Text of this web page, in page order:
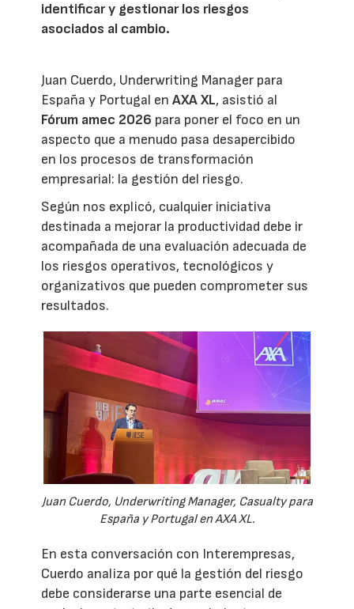
identificar y gestionar los riesgos
asociados al cambio.
Juan Cuerdo, Underwriting Manager para
España y Portugal enAXA XL, asistió al
Fórum amec 2026 para poner el foco en un
aspecto que a menudo pasa desapercibido
en los procesos de transformación
empresarial: la gestión del riesgo.
Según nos explicó, cualquier iniciativa
destinada a mejorar la productividad debe ir
acompañada de una evaluación adecuada de
los riesgos operativos, tecnológicos y
organizativos que pueden comprometer sus
resultados.
Juan Cuerdo, Underwriting Manager, Casualty para
España y Portugal en AXA XL.
En esta conversación con Interempresas,
Cuerdo analiza por qué la gestión del riesgo
debe considerarse una parte esencial de